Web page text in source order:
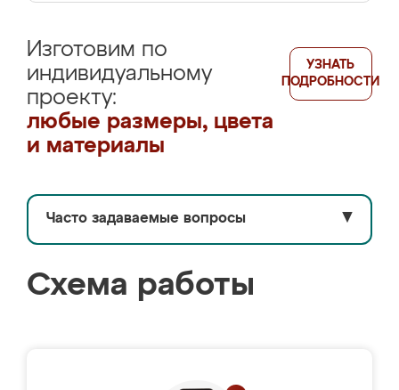
Изготовим по
индивидуальному
проекту:
любые размеры, цвета
и материалы
УЗНАТЬ
ПОДРОБНОСТИ
Часто задаваемые вопросы ▼
Схема работы